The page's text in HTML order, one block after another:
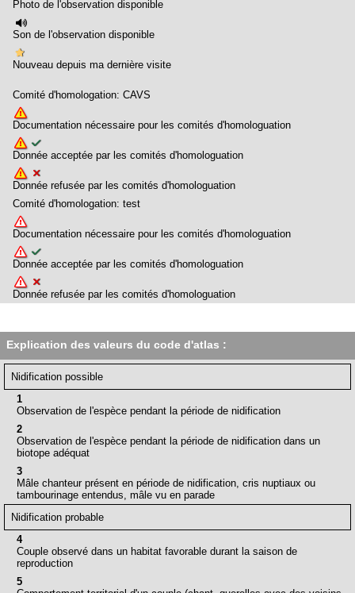
Photo de l'observation disponible
Son de l'observation disponible
Nouveau depuis ma dernière visite
Comité d'homologation: CAVS
Documentation nécessaire pour les comités d'homologuation
Donnée acceptée par les comités d'homologuation
Donnée refusée par les comités d'homologuation
Comité d'homologation: test
Documentation nécessaire pour les comités d'homologuation
Donnée acceptée par les comités d'homologuation
Donnée refusée par les comités d'homologuation
Explication des valeurs du code d'atlas :
Nidification possible
1
Observation de l'espèce pendant la période de nidification
2
Observation de l'espèce pendant la période de nidification dans un
biotope adéquat
3
Mâle chanteur présent en période de nidification, cris nuptiaux ou
tambourinage entendus, mâle vu en parade
Nidification probable
4
Couple observé dans un habitat favorable durant la saison de
reproduction
5